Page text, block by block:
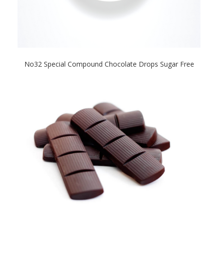
Νο32 Special Compound Chocolate Drops Sugar Free